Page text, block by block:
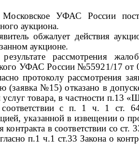
УФАС России
аукциона.
обжалует действия
аукционе.
рассмотрения
УФАС России №55921/17 от
протоколу
(заявка №15) отказано в
услуг товара, в частности п.13
с п. 1 ч. 1 ст. 64
указанной в извещении о
контракта в соответствии со ст.
п.1 ч.1 ст.33 Закона о